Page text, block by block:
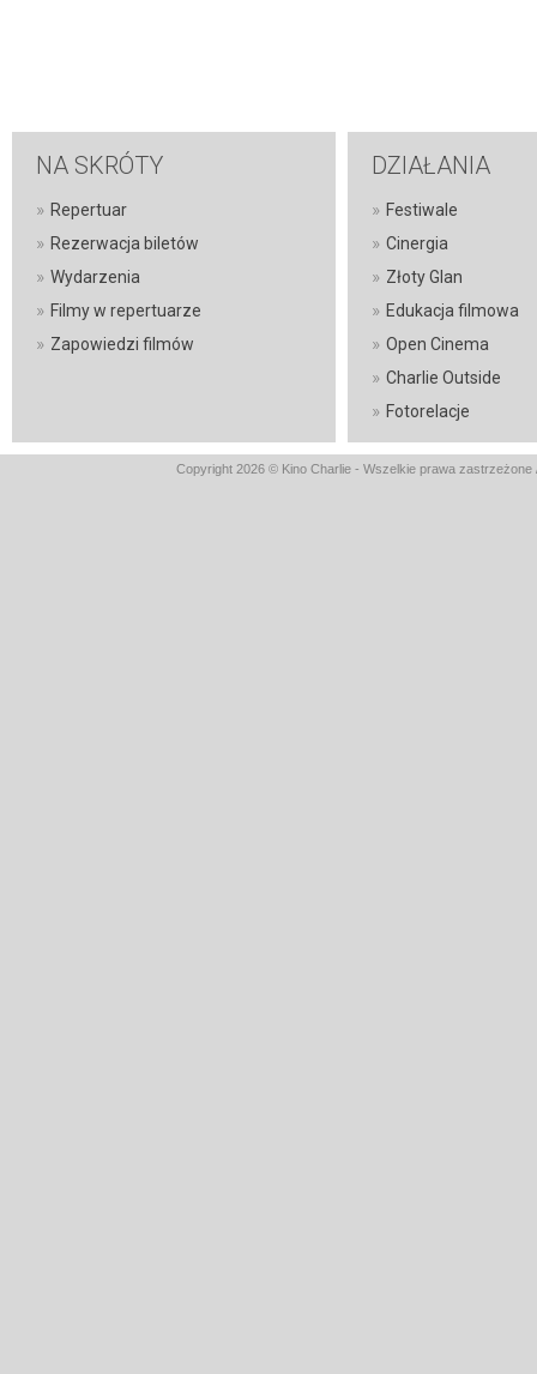
NA SKRÓTY
» Repertuar
» Rezerwacja biletów
» Wydarzenia
» Filmy w repertuarze
» Zapowiedzi filmów
DZIAŁANIA
» Festiwale
» Cinergia
» Złoty Glan
» Edukacja filmowa
» Open Cinema
» Charlie Outside
» Fotorelacje
Copyright 2026 © Kino Charlie - Wszelkie prawa